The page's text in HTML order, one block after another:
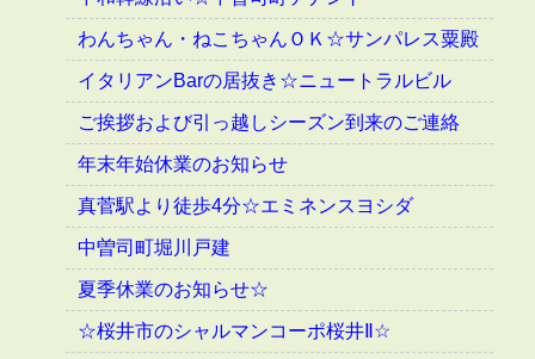
わんちゃん・ねこちゃんＯＫ☆サンパレス粟殿
イタリアンBarの居抜き☆ニュートラルビル
ご挨拶および引っ越しシーズン到来のご連絡
年末年始休業のお知らせ
真菅駅より徒歩4分☆エミネンスヨシダ
中曽司町堀川戸建
夏季休業のお知らせ☆
☆桜井市のシャルマンコーポ桜井Ⅱ☆